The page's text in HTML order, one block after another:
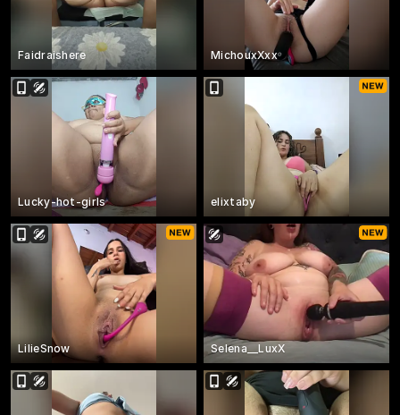
Faidraishere MichouxXxx
Lucky-hot-girls elixtaby
LilieSnow Selena__LuxX